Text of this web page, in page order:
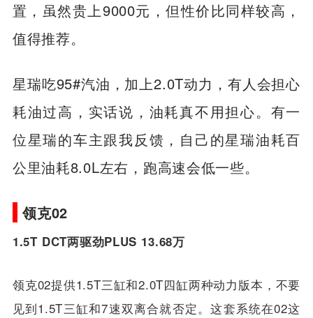
置，虽然贵上9000元，但性价比同样较高，
值得推荐。
星瑞吃95#汽油，加上2.0T动力，有人会担心
耗油过高，实话说，油耗真不用担心。有一
位星瑞的车主跟我反馈，自己的星瑞油耗百
公里油耗8.0L左右，跑高速会低一些。
领克02
1.5T DCT两驱劲PLUS 13.68万
领克02提供1.5T三缸和2.0T四缸两种动力版本，不要
见到1.5T三缸和7速双离合就否定。这套系统在02这